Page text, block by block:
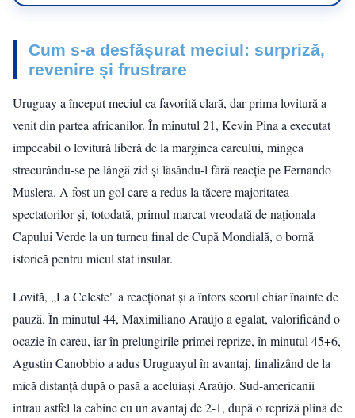
Cum s-a desfășurat meciul: surpriză,
revenire și frustrare
Uruguay a început meciul ca favorită clară, dar prima lovitură a
venit din partea africanilor. În minutul 21, Kevin Pina a executat
impecabil o lovitură liberă de la marginea careului, mingea
strecurându-se pe lângă zid și lăsându-l fără reacție pe Fernando
Muslera. A fost un gol care a redus la tăcere majoritatea
spectatorilor și, totodată, primul marcat vreodată de naționala
Capului Verde la un turneu final de Cupă Mondială, o bornă
istorică pentru micul stat insular.
Lovită, „La Celeste" a reacționat și a întors scorul chiar înainte de
pauză. În minutul 44, Maximiliano Araújo a egalat, valorificând o
ocazie în careu, iar în prelungirile primei reprize, în minutul 45+6,
Agustin Canobbio a adus Uruguayul în avantaj, finalizând de la
mică distanță după o pasă a aceluiași Araújo. Sud-americanii
intrau astfel la cabine cu un avantaj de 2-1, după o repriză plină de